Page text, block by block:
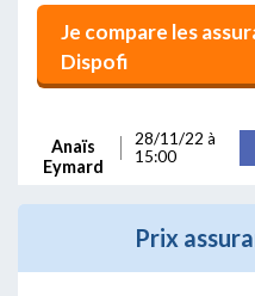
Je compare les
Dispofi
Anaïs
Eymard
28/11/22 à
15:00
Prix